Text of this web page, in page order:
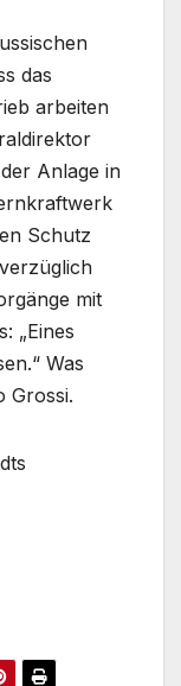
das
arbeiten
Anlage in
Schutz
mit
„Eines
Was
Grossi.